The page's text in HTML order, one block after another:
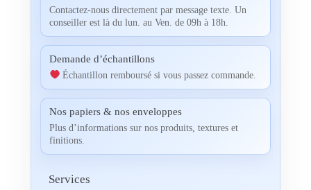
Contactez-nous directement par message texte. Un
conseiller est là du lun. au Ven. de 09h à 18h.
Demande d’échantillons
Échantillon remboursé si vous passez commande.
Nos papiers & nos enveloppes
Plus d’informations sur nos produits, textures et
finitions.
Services